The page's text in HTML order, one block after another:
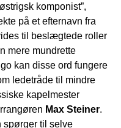
komponist”,
på et efternavn fra
til beslægtede roller
mere mundrette
kan disse ord fungere
ledetråde til mindre
kapelmester
Max Steiner.
spørger til selve